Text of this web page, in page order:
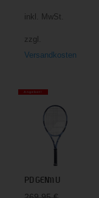
inkl. MwSt.
zzgl.
Versandkosten
Angebot!
PD GEN11 U